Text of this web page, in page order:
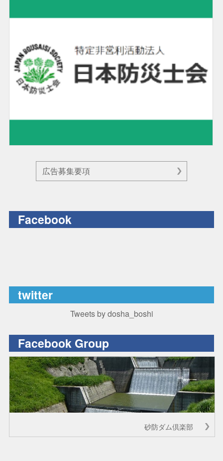
広告募集要項
Facebook
twitter
Tweets by dosha_boshi
Facebook Group
砂防ダム倶楽部